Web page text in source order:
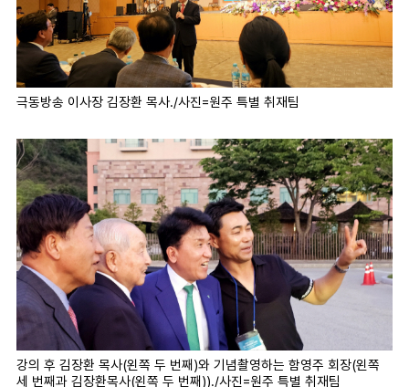
극동방송 이사장 김장환 목사./사진=원주 특별 취재팀
강의 후 김장환 목사(왼쪽 두 번째)와 기념촬영하는 함영주 회장(왼쪽
세 번째과 김장환목사(왼쪽 두 번째))./사진=원주 특별 취재팀